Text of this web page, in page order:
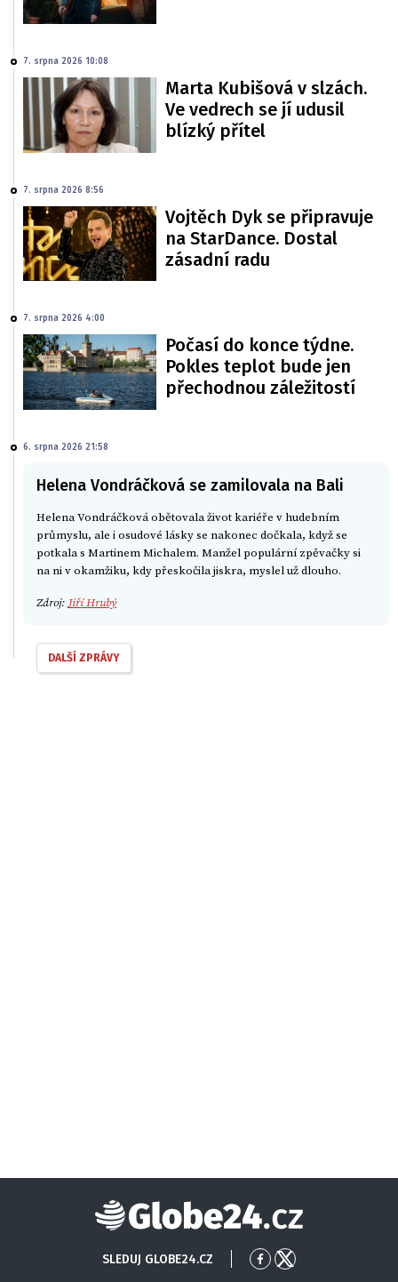
7. srpna 2026 10:08
Marta Kubišová v slzách.
Ve vedrech se jí udusil
blízký přítel
7. srpna 2026 8:56
Vojtěch Dyk se připravuje
na StarDance. Dostal
zásadní radu
7. srpna 2026 4:00
Počasí do konce týdne.
Pokles teplot bude jen
přechodnou záležitostí
6. srpna 2026 21:58
Helena Vondráčková se zamilovala na Bali
Helena Vondráčková obětovala život kariéře v hudebním
průmyslu, ale i osudové lásky se nakonec dočkala, když se
potkala s Martinem Michalem. Manžel populární zpěvačky si
na ni v okamžiku, kdy přeskočila jiskra, myslel už dlouho.
Zdroj: Jiří Hrubý
DALŠÍ ZPRÁVY
Globe24
SLEDUJ GLOBE24.CZ
PřejítPřejít